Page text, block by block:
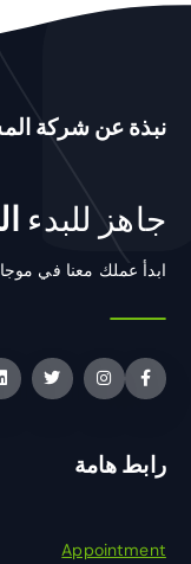
نبذة عن شركة
جاهز للبدء
ابدأ عملك معنا في
رابط هامة
Appointment